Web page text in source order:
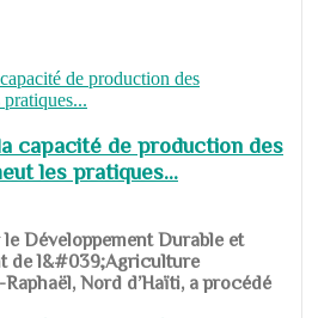
capacité de production des
les pratiques...
Développement Durable et
de l&#039;Agriculture
Nord d’Haïti, a procédé